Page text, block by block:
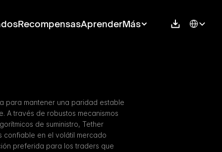
RecompensasAprenderMás Select
para mantener una paridad estable
A través de robustos mecanismos
de suministro, Tether
en el volátil mercado
preferida para los traders que